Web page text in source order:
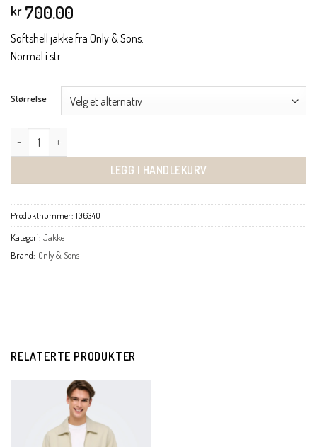
kr700.00
Softshell jakke fra Only & Sons.
Normal i str.
Størrelse
LEGG I HANDLEKURV
Produktnummer: 106340
Kategori: Jakke
Brand: Only & Sons
RELATERTE PRODUKTER